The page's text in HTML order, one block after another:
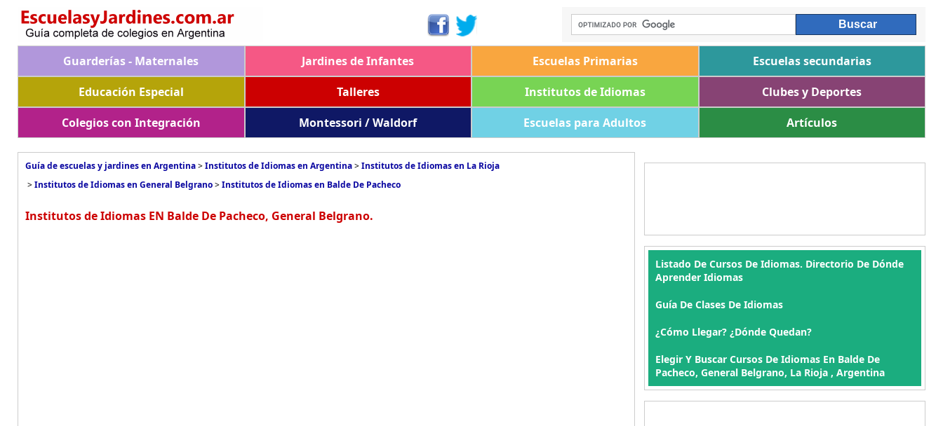
Guarderías - Maternales Jardines de Infantes Escuelas Primarias
Escuelas secundarias
Educación Especial
Talleres Institutos de Idiomas
Clubes y Deportes
Colegios con Integración
Montessori / Waldorf Escuelas para Adultos Artículos
Guía de escuelas y jardines en Argentina>Institutos de Idiomas en Argentina>Institutos de Idiomas en La Rioja
>Institutos de Idiomas en General Belgrano>Institutos de Idiomas en Balde De Pacheco
Institutos de Idiomas EN Balde De Pacheco, General Belgrano.
Listado De Cursos De Idiomas. Directorio De Dónde
Aprender Idiomas
Guía De Clases De Idiomas
¿Cómo Llegar? ¿Dónde Quedan?
Elegir Y Buscar Cursos De Idiomas En Balde De
Pacheco, General Belgrano, La Rioja , Argentina